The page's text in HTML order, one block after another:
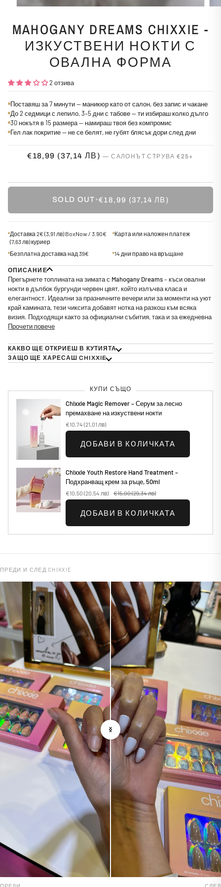
MAHOGANY DREAMS CHIXXIE -
ИЗКУСТВЕНИ НОКТИ С
ОВАЛНА ФОРМА
2 отзива
Поставяш за 7 минути — маникюр като от салон, без запис и чакане
До 2 седмици с лепило, 3–5 дни с табове — ти избираш колко дълго
30 нокътя в 15 размера — намираш твоя без компромис
Гел лак покритие — не се белят, не губят блясък дори след дни
€18,99 (37,14 ЛВ)
SOLD OUT•€18,99 (37,14 ЛВ)
Доставка 2€ (3,91 лв)BoxNow / 3.90€
(7,63 лв)куриер
Карта или наложен платеж
Безплатна доставка над 39€ 14 дни право на връщане
ОПИСАНИЕ
Прегърнете топлината на зимата с Mahogany Dreams– къси овални
нокти в дълбок бургунди червен цвят, който излъчва класа и
елегантност. Идеални за празничните вечери или за моменти на уют
край камината, тези чиксита добавят нотка на разкош към всяка
визия. Подходящи както за официални събития, така и за ежедневна
Прочети повече
КАКВО ЩЕ ОТКРИЕШ В КУТИЯТА
ЗАЩО ЩЕ ХАРЕСАШ CHIXXIE
КУПИ СЪЩО
Chixxie Magic Remover – Серум за лесно
премахване на изкуствени нокти
€10,74 (21,01 лв)
ДОБАВИ В КОЛИЧКАТА
Chixxie Youth Restore Hand Treatment –
Подхранващ крем за ръце, 50ml
€10,50 (20,54 лв) €15,00(29,34 лв)
ДОБАВИ В КОЛИЧКАТА
ПРЕДИ И СЛЕД CHIXXIE